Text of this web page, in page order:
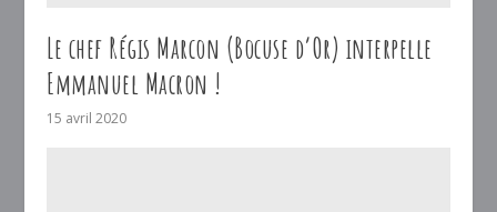
Le chef Régis Marcon (Bocuse d’Or) interpelle
Emmanuel Macron !
15 avril 2020